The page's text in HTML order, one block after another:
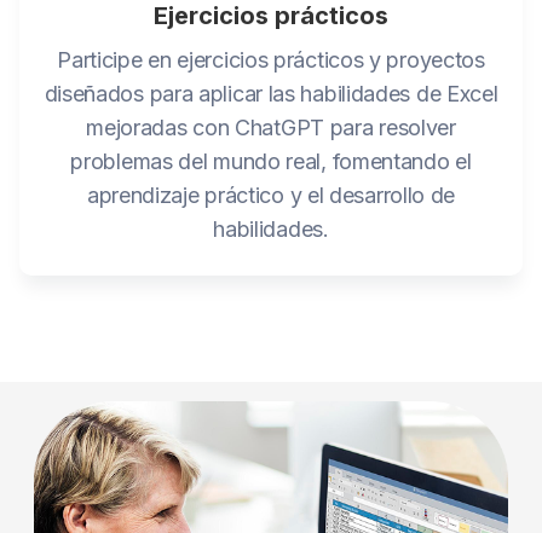
Ejercicios prácticos
Participe en ejercicios prácticos y proyectos
diseñados para aplicar las habilidades de Excel
mejoradas con ChatGPT para resolver
problemas del mundo real, fomentando el
aprendizaje práctico y el desarrollo de
habilidades.